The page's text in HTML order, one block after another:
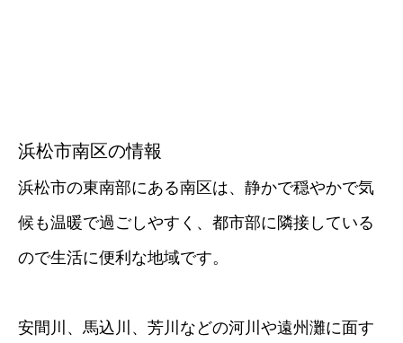
浜松市南区の情報
浜松市の東南部にある南区は、静かで穏やかで気
候も温暖で過ごしやすく、都市部に隣接している
ので生活に便利な地域です。
安間川、馬込川、芳川などの河川や遠州灘に面す